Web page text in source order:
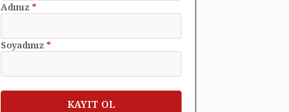
Adınız*
Soyadınız*